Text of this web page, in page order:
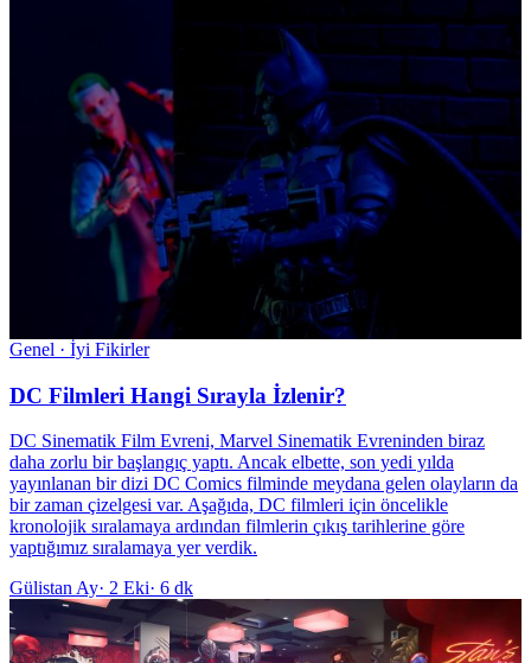
Genel · İyi Fikirler
DC Filmleri Hangi Sırayla İzlenir?
DC Sinematik Film Evreni, Marvel Sinematik Evreninden biraz
daha zorlu bir başlangıç ​​yaptı. Ancak elbette, son yedi yılda
yayınlanan bir dizi DC Comics filminde meydana gelen olayların da
bir zaman çizelgesi var. Aşağıda, DC filmleri için öncelikle
kronolojik sıralamaya ardından filmlerin çıkış tarihlerine göre
yaptığımız sıralamaya yer verdik.
Gülistan Ay· 2 Eki· 6 dk